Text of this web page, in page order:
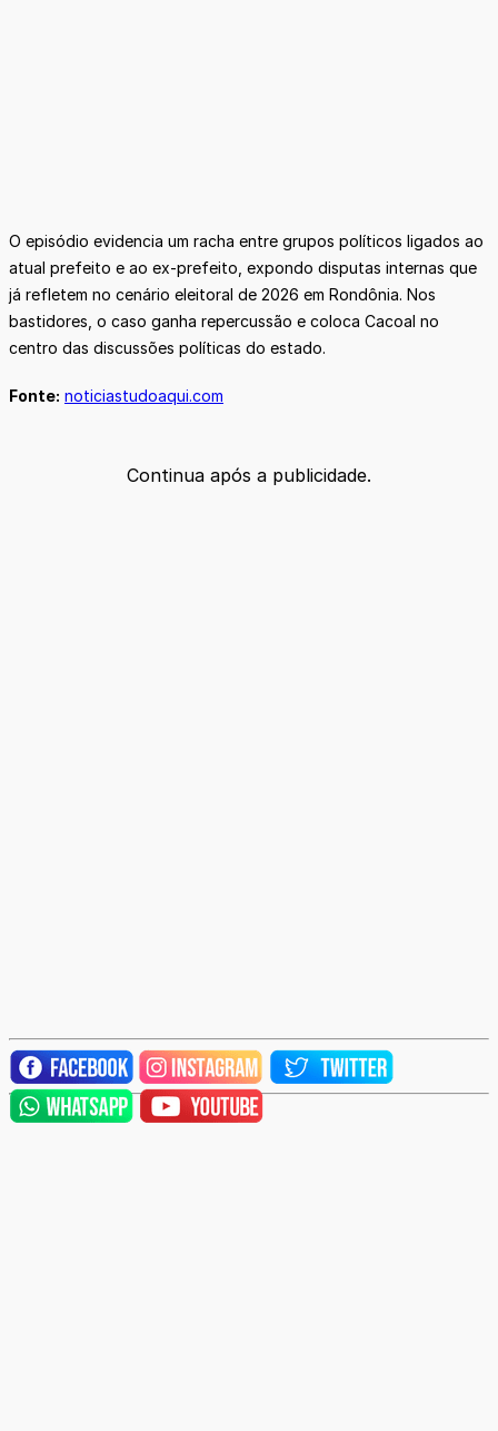
O episódio evidencia um racha entre grupos políticos ligados ao
atual prefeito e ao ex-prefeito, expondo disputas internas que
já refletem no cenário eleitoral de 2026 em Rondônia. Nos
bastidores, o caso ganha repercussão e coloca Cacoal no
centro das discussões políticas do estado.
Fonte: noticiastudoaqui.com
Continua após a publicidade.